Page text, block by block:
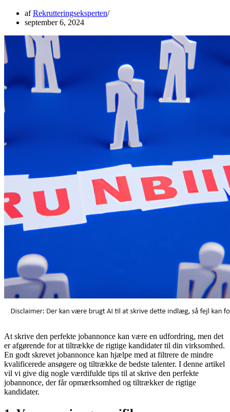
afRekrutteringseksperten
september 6, 2024
At skrive den perfekte jobannonce kan være en udfordring, men det
er afgørende for at tiltrække de rigtige kandidater til din virksomhed.
En godt skrevet jobannonce kan hjælpe med at filtrere de mindre
kvalificerede ansøgere og tiltrække de bedste talenter. I denne artikel
vil vi give dig nogle værdifulde tips til at skrive den perfekte
jobannonce, der får opmærksomhed og tiltrækker de rigtige
kandidater.